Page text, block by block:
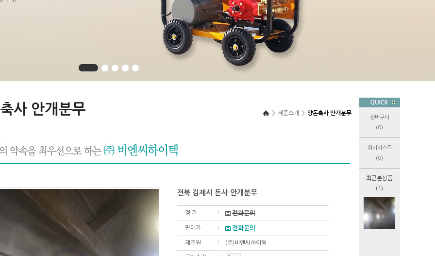
사 안개분무 > 제품소개 > 양돈축사 안개분무
전북 김제시 돈사 안개분무
정 가 전화문의
판매가 전화문의
제조원 (주)비엔씨하이텍
장바구니
(0)
위시리스트
(0)
최근본상품
(1)